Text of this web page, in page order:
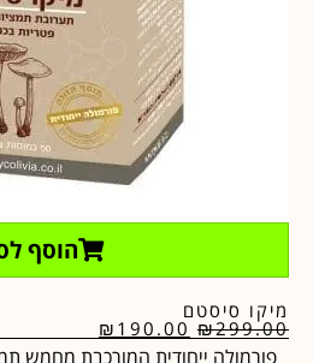
הוסף
מיקו סיסטם
₪299.00
₪ 190.00
פורמולה ייחודית המורכבת מחמש